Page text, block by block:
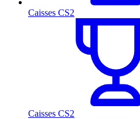
Caisses CS2
Caisses CS2